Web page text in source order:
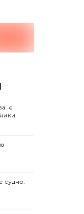
є
судно: